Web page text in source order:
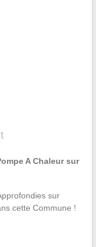
A Chaleur sur
sur
cette Commune !